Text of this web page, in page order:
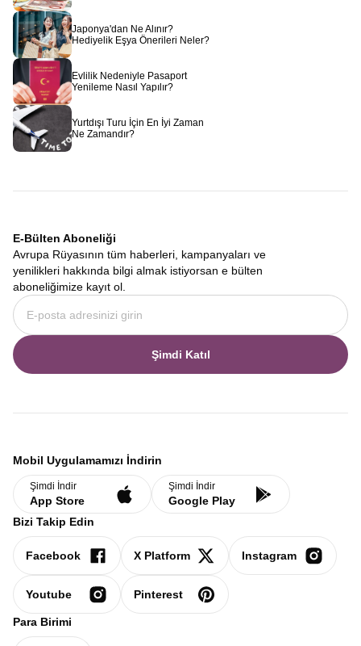
Japonya'dan Ne Alınır?
Hediyelik Eşya Önerileri Neler?
Evlilik Nedeniyle Pasaport
Yenileme Nasıl Yapılır?
Yurtdışı Turu İçin En İyi Zaman
Ne Zamandır?
E-Bülten Aboneliği
Avrupa Rüyasının tüm haberleri, kampanyaları ve
yenilikleri hakkında bilgi almak istiyorsan e bülten
aboneliğimize kayıt ol.
Şimdi Katıl
Mobil Uygulamamızı İndirin
Şimdi İndir
App Store
Şimdi İndir
Google Play
Bizi Takip Edin
Facebook X Platform Instagram
Youtube Pinterest
Para Birimi